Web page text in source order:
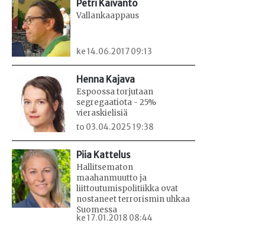
Petri Kaivanto
Vallankaappaus
ke 14.06.2017 09:13
Henna Kajava
Espoossa torjutaan
segregaatiota - 25%
vieraskielisiä
to 03.04.2025 19:38
Piia Kattelus
Hallitsematon
maahanmuutto ja
liittoutumispolitiikka ovat
nostaneet terrorismin uhkaa
Suomessa
ke 17.01.2018 08:44